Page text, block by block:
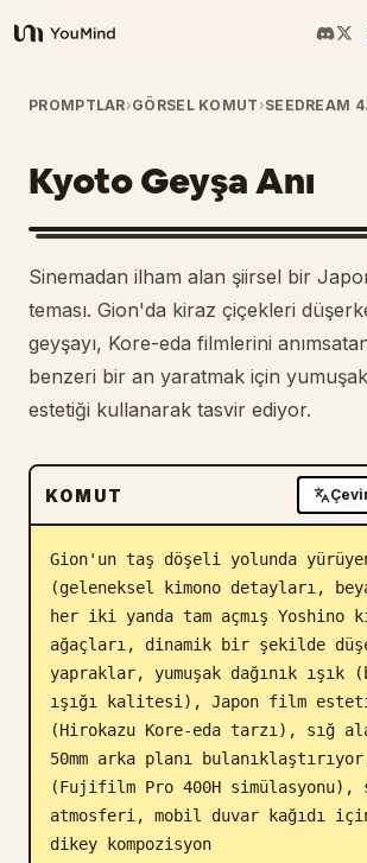
YouMind
Genel Bakış
Kullanım Senaryoları
İstemler
Fiyatlandırma
İndir
Blog
Güncellemeler
PROMPTLAR›GÖRSEL KOMUT ›SEEDREAM
Kyoto Geyşa Anı
Sinemadan ilham alan şiirsel bir
teması. Gion'da kiraz çiçekleri
geyşayı, Kore-eda filmlerini
benzeri bir an yaratmak için yumuşak
estetiği kullanarak tasvir ediyor.
KOMUT
Gion'un taş döşeli yolunda
(geleneksel kimono detayları,
her iki yanda tam açmış Yoshino
ağaçları, dinamik bir şekilde
yapraklar, yumuşak dağınık ışık
ışığı kalitesi), Japon film
(Hirokazu Kore-eda tarzı), sığ
50mm arka planı
(Fujifilm Pro 400H simülasyonu),
atmosferi, mobil duvar kağıdı
dikey kompozisyon